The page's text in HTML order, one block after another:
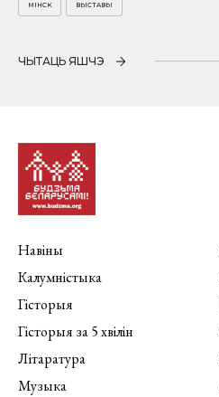
МІНСК ВЫСТАВЫ
ЧЫТАЦЬ ЯШЧЭ
Навіны
Калумністыка
Гісторыя
Гісторыя за 5 хвілін
Літаратура
Музыка